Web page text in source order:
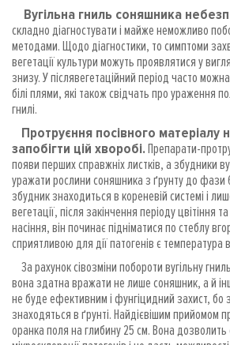
Вугільна гниль соняшника
складно діагностувати і майже неможливо
методами. Щодо діагностики, то симптоми
вегетації культури можуть проявлятися у
знизу. У післявегетаційний період часто
білі плями, які також свідчать про ураження
гнилі.
Протруєння посівного матеріалу
запобігти цій хворобі.Препарати-
появи перших справжніх листків, а збудники
уражати рослини соняшника з ґрунту до фази
збудник знаходиться в кореневій системі і
вегетації, після закінчення періоду цвітіння
насіння, він починає підніматися по стеблу
сприятливою для дії патогенів є температура
За рахунок сівозміни побороти вугільну
вона здатна вражати не лише соняшник, а й
не буде ефективним і фунгіцидний захист, бо
знаходяться в ґрунті. Найдієвішим прийомом
оранка поля на глибину 25 см. Вона дозволить